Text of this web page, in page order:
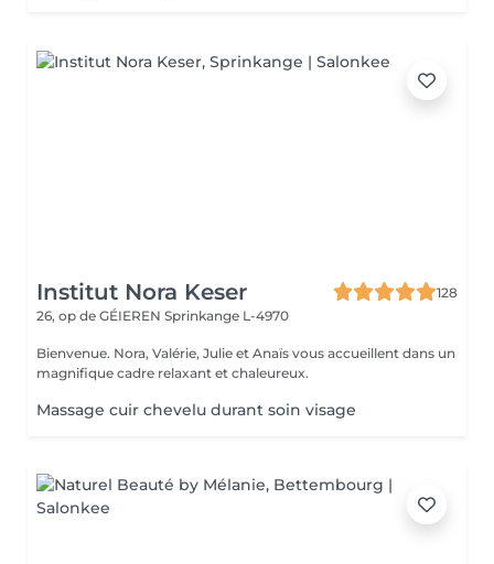
Institut Nora Keser
128
26, op de GÉIEREN Sprinkange L-4970
Bienvenue. Nora, Valérie, Julie et Anaïs vous accueillent dans un
magnifique cadre relaxant et chaleureux.
Massage cuir chevelu durant soin visage